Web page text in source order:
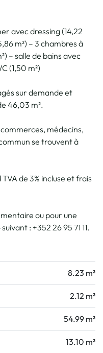
avec dressing (14,22
m²) – 3 chambres à
– salle de bains avec
(1,50 m²)
sur demande et
46,03 m².
médecins,
se trouvent à
de 3% incluse et frais
ou pour une
: +352 26 95 71 11.
8.23 m²
2.12 m²
54.99 m²
13.10 m²